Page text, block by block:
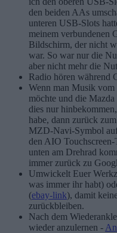
den beiden AAs
unteren USB-Slots
meinem verbundenen
Bildschirm, der nicht
war. So war nur die
aber nicht mehr die
Radio hören während
Wenn man Musik
möchte und die
dies nur
habe, dann zurück
MZD-Navi-Symbol
den AIO
unten am Drehrad
immer zurück zu
Umwickelt Euer
was immer ihr habt)
(ebay-link), damit
zurückbleiben.
Nach dem
wieder anzulernen -